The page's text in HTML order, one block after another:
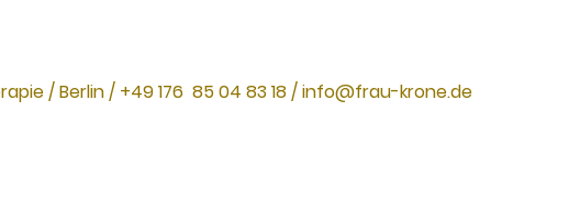
/ Berlin / +49 176 85 04 83 18 / info@frau-krone.de